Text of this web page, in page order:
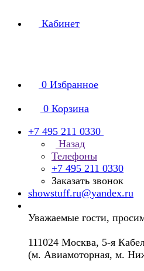
Кабинет
0 Избранное
0 Корзина
+7 495 211 0330
Назад
Телефоны
+7 495 211 0330
Заказать звонок
showstuff.ru@yandex.ru
Уважаемые гости,
111024 Москва, 5-я
(м. Авиамоторная, м.